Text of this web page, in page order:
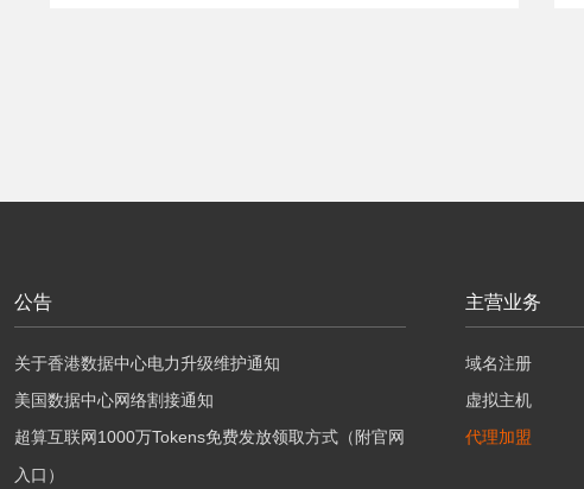
公告
关于香港数据中心电力升级维护通知
美国数据中心网络割接通知
超算互联网1000万Tokens免费发放领取方式（附官网
入口）
主营业务
域名注册
虚拟主机
代理加盟